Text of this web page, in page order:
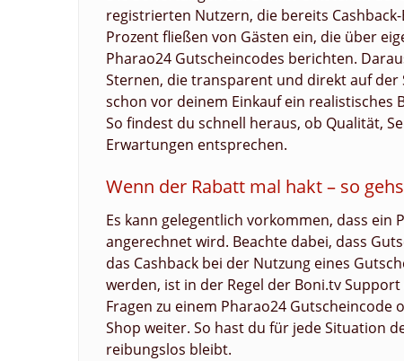
registrierten Nutzern, die bereits
Prozent fließen von Gästen ein, die über
Pharao24 Gutscheincodes berichten.
Sternen, die transparent und direkt auf
schon vor deinem Einkauf ein
So findest du schnell heraus, ob Qualität,
Erwartungen entsprechen.
Wenn der Rabatt mal hakt – so
Es kann gelegentlich vorkommen, dass ein
angerechnet wird. Beachte dabei, dass
das Cashback bei der Nutzung eines
werden, ist in der Regel der Boni.tv
Fragen zu einem Pharao24
Shop weiter. So hast du für jede Situation
reibungslos bleibt.